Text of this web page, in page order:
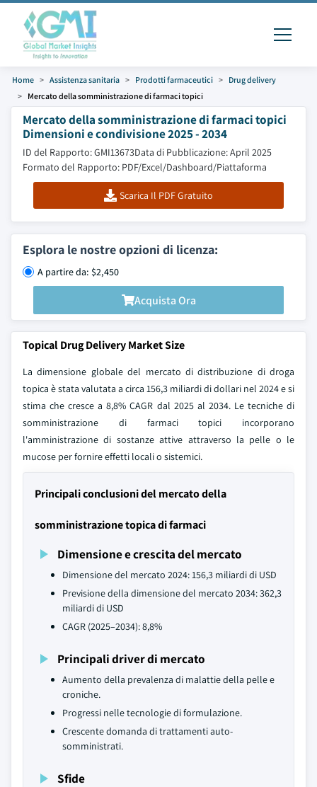
Home Assistenza sanitaria Prodotti farmaceutici
Drug delivery
Mercato della somministrazione di farmaci topici
Mercato della somministrazione di farmaci topici
Dimensioni e condivisione 2025 - 2034
ID del Rapporto: GMI13673Data di Pubblicazione: April 2025
Formato del Rapporto: PDF/Excel/Dashboard/Piattaforma
Scarica Il PDF Gratuito
Esplora le nostre opzioni di licenza:
A partire da: $2,450
Acquista Ora
Topical Drug Delivery Market Size
La dimensione globale del mercato di distribuzione di droga
topica è stata valutata a circa 156,3 miliardi di dollari nel 2024 e si
stima che cresce a 8,8% CAGR dal 2025 al 2034. Le tecniche di
somministrazione di farmaci topici incorporano
l'amministrazione di sostanze attive attraverso la pelle o le
mucose per fornire effetti locali o sistemici.
Principali conclusioni del mercato della
somministrazione topica di farmaci
Dimensione e crescita del mercato
Dimensione del mercato 2024: 156,3 miliardi di USD
Previsione della dimensione del mercato 2034: 362,3
miliardi di USD
CAGR (2025–2034): 8,8%
Principali driver di mercato
Aumento della prevalenza di malattie della pelle e
croniche.
Progressi nelle tecnologie di formulazione.
Crescente domanda di trattamenti auto-
somministrati.
Sfide